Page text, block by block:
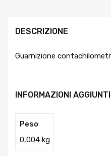
DESCRIZIONE
Guarnizione
INFORMAZIONI
Peso
0,004 kg